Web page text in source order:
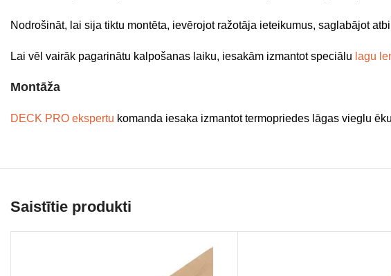
Nodrošināt, lai sija tiktu montēta, ievērojot ražotāja ieteikumus, saglabājot
Lai vēl vairāk pagarinātu kalpošanas laiku, iesakām izmantot speciālu lagu
Montāža
DECK PRO ekspertu komanda iesaka izmantot termopriedes lāgas vieglu
Saistītie produkti